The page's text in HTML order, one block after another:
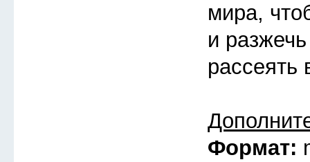
мира,
и
рассеять
Формат: